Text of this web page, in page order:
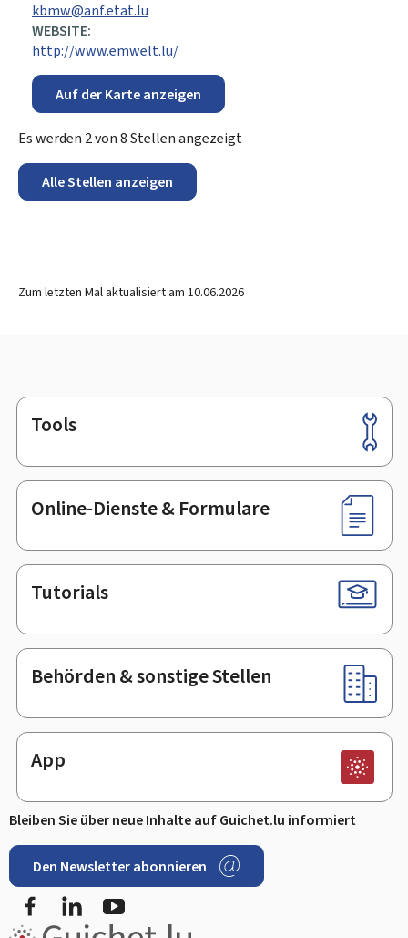
kbmw@anf.etat.lu
WEBSITE:
http://www.emwelt.lu/
Auf der Karte anzeigen
Es werden 2von8Stellen angezeigt
Alle Stellen anzeigen
Zum letzten Mal aktualisiert am 10.06.2026
Footer
Tools
Online-Dienste & Formulare
Tutorials
Behörden & sonstige Stellen
App
Bleiben Sie über neue Inhalte auf Guichet.lu informiert
Den Newsletter abonnieren
FacebookLinkedIn